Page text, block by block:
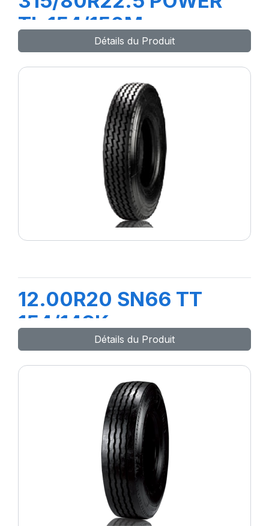
TL 154/150M
Détails du Produit
12.00R20 SN66 TT
154/149K
Détails du Produit